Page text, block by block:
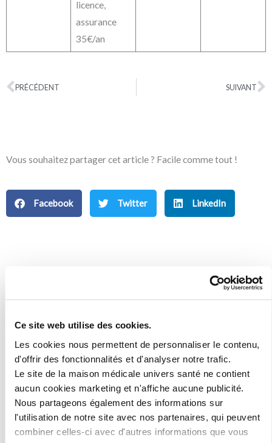
Ce site web utilise des cookies.
Les cookies nous permettent de personnaliser le contenu,
d'offrir des fonctionnalités et d'analyser notre trafic.
Le site de la maison médicale univers santé ne contient
aucun cookies marketing et n'affiche aucune publicité.
Nous partageons également des informations sur
l'utilisation de notre site avec nos partenaires, qui peuvent
combiner celles-ci avec d'autres informations que vous
licence,
assurance
35€/an
Précédent
PRÉCÉDENT SUIVANT
Vous souhaitez partager cet article ? Facile comme tout !
Facebook Twitter LinkedIn
rester au courant des actualités de la